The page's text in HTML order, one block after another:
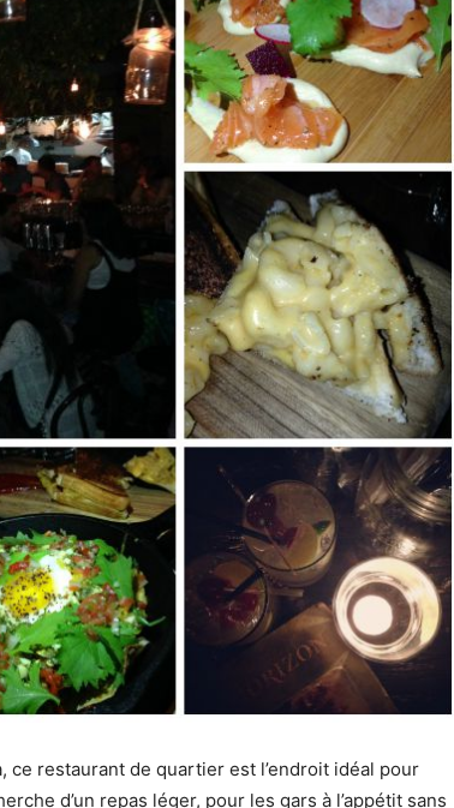
ce restaurant de quartier est l’endroit idéal pour
d’un repas léger, pour les gars à l’appétit sans